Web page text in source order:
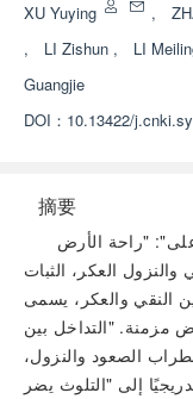
XU Yuying ,
,
LI Zishun , LI
Guangjie
DOI： 10.13422/
摘要
"راحة الأرض
والنزول العكر، الثبات
النقي والعكر، يسمى
مزمنة. "التداخل بين
الصعود والنزول،
إلى "التلوث يضر